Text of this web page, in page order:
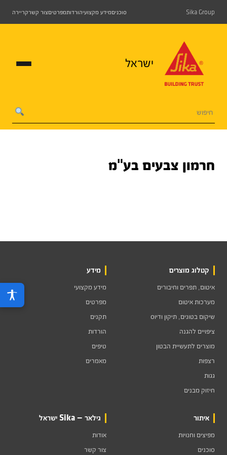
Sika Group סוכניםמידע מקצועיהורדותמפרטיםצור קשרקריירה
ישראל
חרמון צבעים בע"מ
קטלוג מוצרים
איטום, תפרים וחיבורים
מערכות איטום
שיקום בטונים, תיקון ודיוס
ציפויים להגנה
מוצרים לתעשיית הבטון
רצפות
גגות
חיזוק מבנים
מידע
מידע מקצועי
מפרטים
תקנים
הורדות
טיפים
מאמרים
איתור
מפיצים וחנויות
סוכנים
גילאר — Sika ישראל
אודות
צור קשר